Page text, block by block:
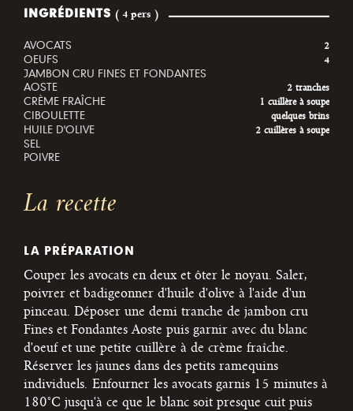
INGRÉDIENTS ( 4 pers )
AVOCATS 2
OEUFS 4
JAMBON CRU FINES ET FONDANTES
AOSTE
2 tranches
CRÈME FRAÎCHE 1 cuillère à soupe
CIBOULETTE quelques brins
HUILE D'OLIVE 2 cuillères à soupe
SEL
POIVRE
La recette
LA PRÉPARATION
Couper les avocats en deux et ôter le noyau. Saler,
poivrer et badigeonner d'huile d'olive à l'aide d'un
pinceau. Déposer une demi tranche de jambon cru
Fines et Fondantes Aoste puis garnir avec du blanc
d'oeuf et une petite cuillère à de crème fraîche.
Réserver les jaunes dans des petits ramequins
individuels. Enfourner les avocats garnis 15 minutes à
180°C jusqu'à ce que le blanc soit presque cuit puis